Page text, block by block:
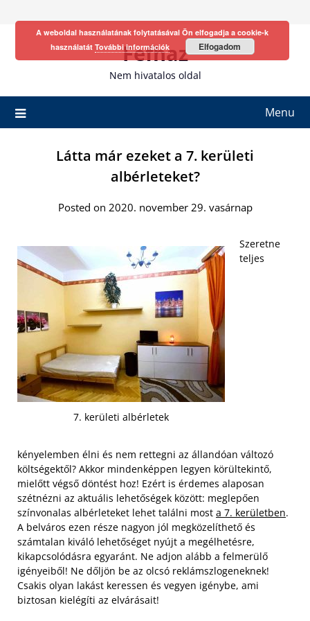
Fefhaz
Nem hivatalos oldal
Menu
Látta már ezeket a 7. kerületi
albérleteket?
Posted on 2020. november 29. vasárnap
7. kerületi albérletek
Szeretne
teljes
kényelemben élni és nem rettegni az állandóan változó
költségektől? Akkor mindenképpen legyen körültekintő,
mielőtt végső döntést hoz! Ezért is érdemes alaposan
szétnézni az aktuális lehetőségek között: meglepően
színvonalas albérleteket lehet találni most a 7. kerületben.
A belváros ezen része nagyon jól megközelíthető és
számtalan kiváló lehetőséget nyújt a megélhetésre,
kikapcsolódásra egyaránt. Ne adjon alább a felmerülő
igényeiből! Ne dőljön be az olcsó reklámszlogeneknek!
Csakis olyan lakást keressen és vegyen igénybe, ami
biztosan kielégíti az elvárásait!
A weboldal használatának folytatásával Ön elfogadja a cookie-k
használatát További információk Elfogadom